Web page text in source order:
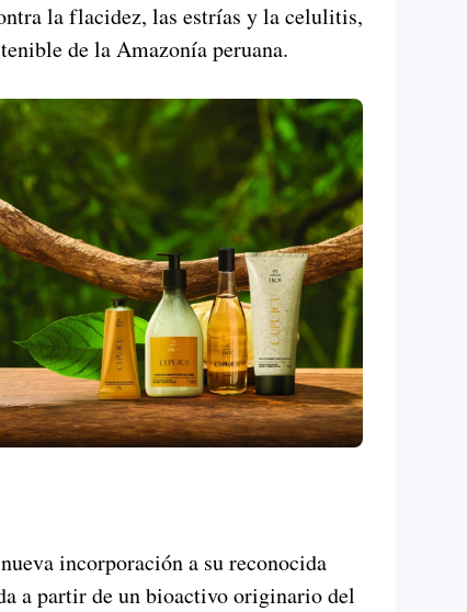
la flacidez, las estrías y la celulitis,
de la Amazonía peruana.
incorporación a su reconocida
a partir de un bioactivo originario del